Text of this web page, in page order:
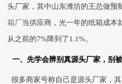
头厂家，其中山东潍坊的王总做预
箱厂当供应商，光一年的纸箱成本
从之前的7%降到了1.1%。
一、先学会辨别真源头厂家，别
很多商家号称自己是源头厂家，